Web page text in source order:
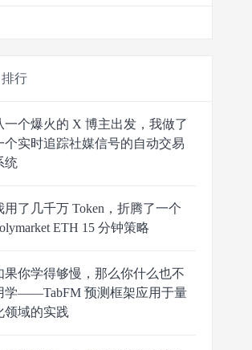
排行
一个爆火的 X 博主出发，我做了
个实时追踪社媒信号的自动交易
统
用了几千万 Token，折腾了一个
ETH 15 分钟策略
果你学得够慢，那么你什么也不
学——TabFM 预测框架应用于量
领域的实践